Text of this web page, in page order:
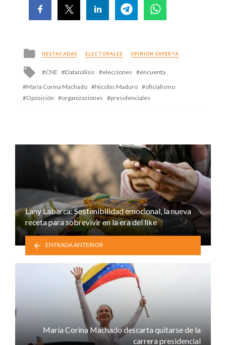
Posted
in
DESTACADAS ELECTORALES OPINIÓN EXPERTA
Tagged
CNE Datanálisis elecciones
encuenta
María Corina Machado
Nicolás Maduro
oficialismo
Oposición
organizaciones presidenciales
Lany Labarca: Sostenibilidad emocional, la nueva
receta para sobrevivir en la era del like
ENTRADA ANTERIOR
María Corina Machado descarta quitarse de la
carrera presidencial